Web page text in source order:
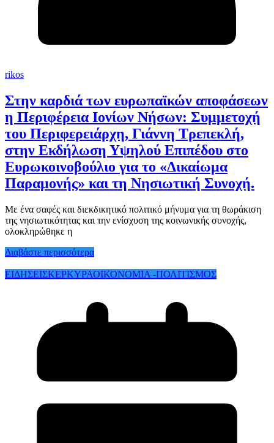
rikos
Στην καρδιά των ευρωπαϊκών αποφάσεων
η Περιφέρεια Ιονίων Νήσων: Συμμετοχή
του Περιφερειάρχη, Γιάννη Τρεπεκλή,
στην Εκδήλωση Υψηλού Επιπέδου στο
Ευρωκοινοβούλιο για το «Δικαίωμα
Παραμονής» και τη Νησιωτική Συνοχή.
Με ένα σαφές και διεκδικητικό πολιτικό μήνυμα για τη θωράκιση
της νησιωτικότητας και την ενίσχυση της κοινωνικής συνοχής,
ολοκληρώθηκε η
Διαβάστε περισσότερα
ΕΙΔΗΣΕΙΣΚΕΡΚΥΡΑΟΙΚΟΝΟΜΙΑ -ΠΟΛΙΤΙΣΜΟΣ